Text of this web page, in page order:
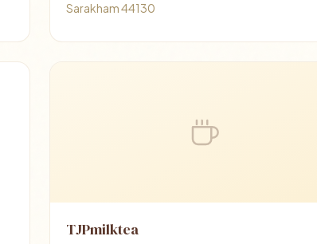
Sarakham 44130
TJPmilktea